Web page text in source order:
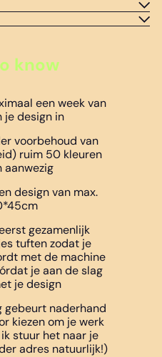
know
een week van
je design in
voorbehoud van
ruim 50 kleuren
aanwezig
design van max.
gezamenlijk
tuften zodat je
met de machine
je aan de slag
je design
gebeurt naderhand
kiezen om je werk
stuur het naar je
adres natuurlijk!)